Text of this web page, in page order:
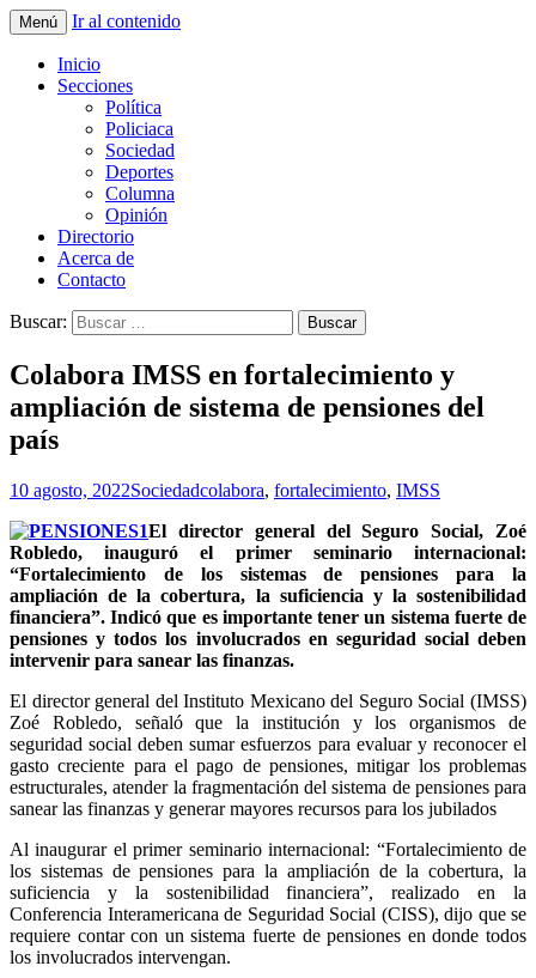
La Yunta de Tepic
Menú Ir al contenido
Inicio
Secciones
Política
Policiaca
Sociedad
Deportes
Columna
Opinión
Directorio
Acerca de
Contacto
Buscar:
Colabora IMSS en fortalecimiento y
ampliación de sistema de pensiones del
país
10 agosto, 2022Sociedadcolabora, fortalecimiento, IMSS
El director general del Seguro Social, Zoé
Robledo, inauguró el primer seminario internacional:
“Fortalecimiento de los sistemas de pensiones para la
ampliación de la cobertura, la suficiencia y la sostenibilidad
financiera”. Indicó que es importante tener un sistema fuerte de
pensiones y todos los involucrados en seguridad social deben
intervenir para sanear las finanzas.
El director general del Instituto Mexicano del Seguro Social (IMSS)
Zoé Robledo, señaló que la institución y los organismos de
seguridad social deben sumar esfuerzos para evaluar y reconocer el
gasto creciente para el pago de pensiones, mitigar los problemas
estructurales, atender la fragmentación del sistema de pensiones para
sanear las finanzas y generar mayores recursos para los jubilados
Al inaugurar el primer seminario internacional: “Fortalecimiento de
los sistemas de pensiones para la ampliación de la cobertura, la
suficiencia y la sostenibilidad financiera”, realizado en la
Conferencia Interamericana de Seguridad Social (CISS), dijo que se
requiere contar con un sistema fuerte de pensiones en donde todos
los involucrados intervengan.